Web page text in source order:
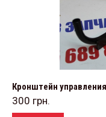
Кронштейн
300 грн.